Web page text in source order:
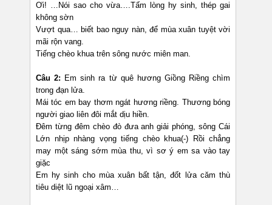
Ơi! …Nói sao cho vừa….Tấm lòng hy sinh, thép gai
không sờn
Vượt qua… biết bao nguy nàn, để mùa xuân tuyệt vời
mãi rộn vang.
Tiếng chèo khua trên sông nước miên man.
Câu 2: Em sinh ra từ quê hương Giồng Riềng chìm
trong đạn lửa.
Mái tóc em bay thơm ngát hương riềng. Thương bóng
người giao liên đôi mắt dịu hiền.
Đêm từng đêm chèo đò đưa anh giải phóng, sông Cái
Lớn nhịp nhàng vọng tiếng chèo khua(-) Rồi chẳng
may một sáng sớm mùa thu, vì sơ ý em sa vào tay
giặc
Em hy sinh cho mùa xuân bất tận, đốt lửa căm thù
tiêu diệt lũ ngoại xâm…